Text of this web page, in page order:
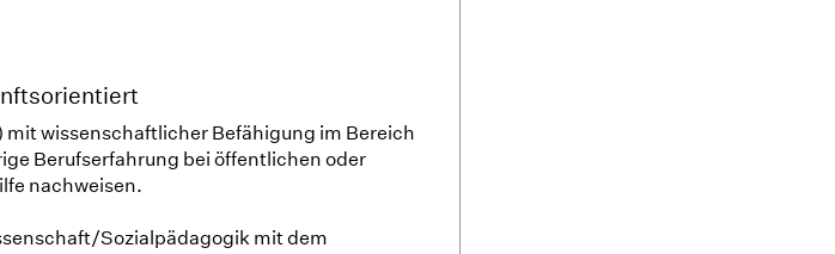
wissenschaftlicher Befähigung im Bereich
Berufserfahrung bei öffentlichen oder
nachweisen.
Sozialpädagogik mit dem